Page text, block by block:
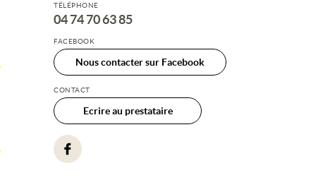
TÉLÉPHONE
04 74 70 63 85
FACEBOOK
Nous contacter sur Facebook
CONTACT
Ecrire au prestataire